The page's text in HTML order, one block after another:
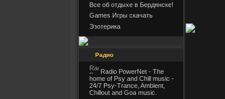
Все об отдыхе в Бердянске!
Games Игры скачать
Эзотерика
Радио
Radio PowerNet - The
home of Psy and Chill music -
24/7 Psy-Trance, Ambient,
Chillout and Goa music.